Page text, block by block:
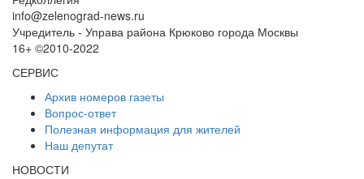
info@zelenograd-news.ru
Учредитель - Управа района Крюково города Москвы
16+ ©2010-2022
СЕРВИС
Архив номеров газеты
Вопрос-ответ
Полезная информация для жителей
Наш депутат
НОВОСТИ